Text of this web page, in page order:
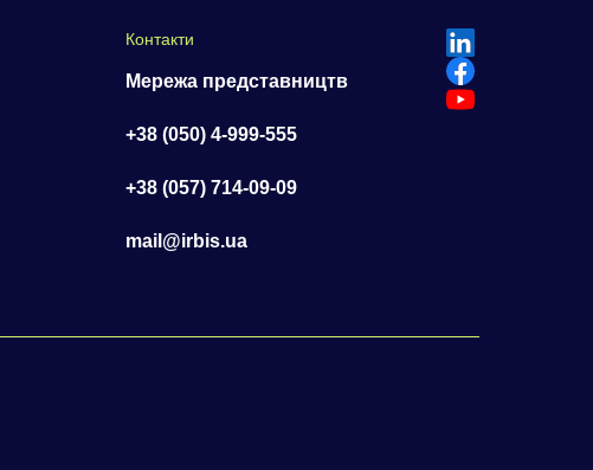
Контакти
Мережа представництв
+38 (050) 4-999-555
+38 (057) 714-09-09
mail@irbis.ua